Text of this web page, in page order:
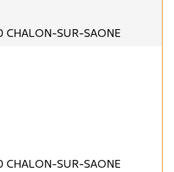
SUR-SAONE
SUR-SAONE